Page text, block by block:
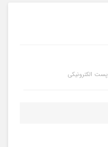
پست الکترونیکی